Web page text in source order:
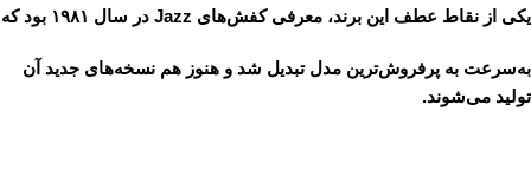
یکی از نقاط عطف این برند، معرفی کفش‌های Jazz در سال ۱۹۸۱ بود که
به‌سرعت به پرفروش‌ترین مدل تبدیل شد و هنوز هم نسخه‌های جدید آن
تولید می‌شوند.